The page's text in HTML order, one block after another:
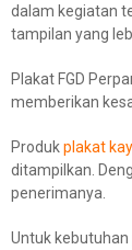
dalam kegiatan
tampilan yang
Plakat FGD
memberikan
Produkplakat
ditampilkan.
penerimanya.
Untuk